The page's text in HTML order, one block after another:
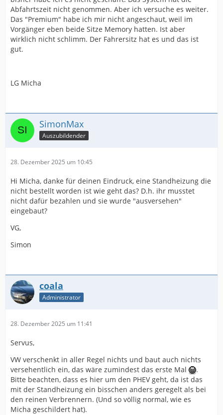
Abfahrtszeit nicht genommen. Aber ich versuche es weiter.
Das "Premium" habe ich mir nicht angeschaut, weil im
Vorgänger eben beide Sitze Memory hatten. Ist aber
wirklich nicht schlimm. Der Fahrersitz hat es und das ist
gut.
LG Micha
SimonMax
Auszubildender
28. Dezember 2025 um 10:45
Hi Micha, danke für deinen Eindruck, eine Standheizung die
nicht bestellt worden ist wie geht das? D.h. ihr musstet
nicht dafür bezahlen und sie wurde "ausversehen"
eingebaut?
VG,
Simon
coala
Administrator
28. Dezember 2025 um 11:41
Servus,
VW verschenkt in aller Regel nichts und baut auch nichts
versehentlich ein, das wäre zumindest das erste Mal
.
Bitte beachten, dass es hier um den PHEV geht, da ist das
mit der Standheizung ein bisschen anders geregelt als bei
den reinen Verbrennern. (Und so völlig normal, wie es
Micha geschildert hat).